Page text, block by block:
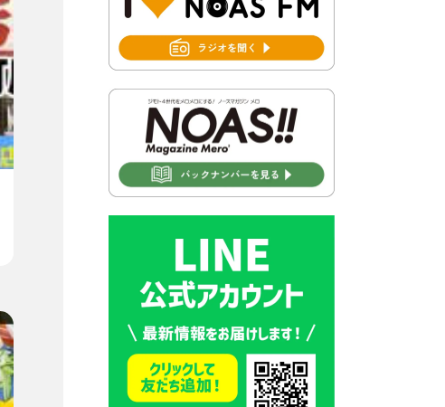
総合計画後期基本計画策定業
書が変わります！
2026年7月30日 豊前市立豊前
中学校の進捗状況について
2026年7月30日 豊前市立学校
2026年7月30日 豊前市立学校
紹介≪再編計画の見直しにつ
いて≫
2026年7月29日 豊前市指定ご
み袋販売のお知らせ
2026年7月28日 豊前カラス天
狗みなと祭り（花火大会）開
催決定！